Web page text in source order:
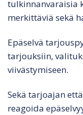
tulkinnanvaraisia
merkittäviä sekä
Epäselvä
tarjouksiin,
viivästymiseen.
Sekä tarjoajan
reagoida